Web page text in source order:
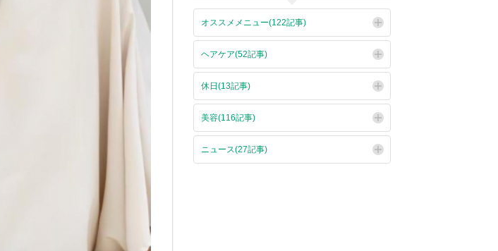
オススメメニュー(122記事)
ヘアケア(52記事)
休日(13記事)
美容(116記事)
ニュース(27記事)